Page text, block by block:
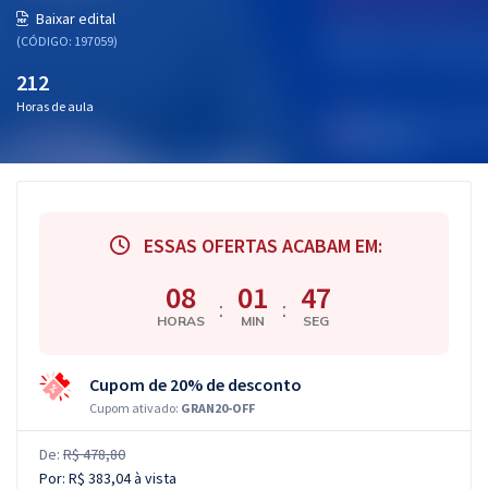
Questões grátis
Blog
Baixar edital
(CÓDIGO: 197059)
212
Horas de aula
ESSAS OFERTAS ACABAM EM:
08
HORAS : 01
MIN : 46
SEG
Cupom de 20% de desconto
Cupom ativado: GRAN20-OFF
De: R$ 478,80
Por: R$ 383,04à vista